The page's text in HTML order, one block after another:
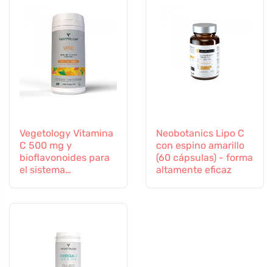
Vegetology Vitamina
C 500 mg y
bioflavonoides para
el sistema
Neobotanics Lipo C
con espino amarillo
(60 cápsulas) - forma
altamente eficaz